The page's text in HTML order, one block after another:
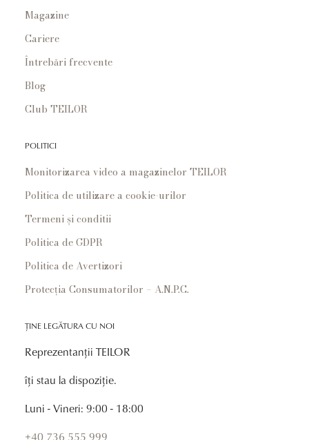
Magazine
Cariere
Întrebări frecvente
Blog
Club TEILOR
POLITICI
Monitorizarea video a magazinelor TEILOR
Politica de utilizare a cookie-urilor
Termeni și conditii
Politica de GDPR
Politica de Avertizori
Protecția Consumatorilor – A.N.P.C.
ȚINE LEGĂTURA CU NOI
Reprezentanții TEILOR
îți stau la dispoziție.
Luni - Vineri: 9:00 - 18:00
+40 736 555 999